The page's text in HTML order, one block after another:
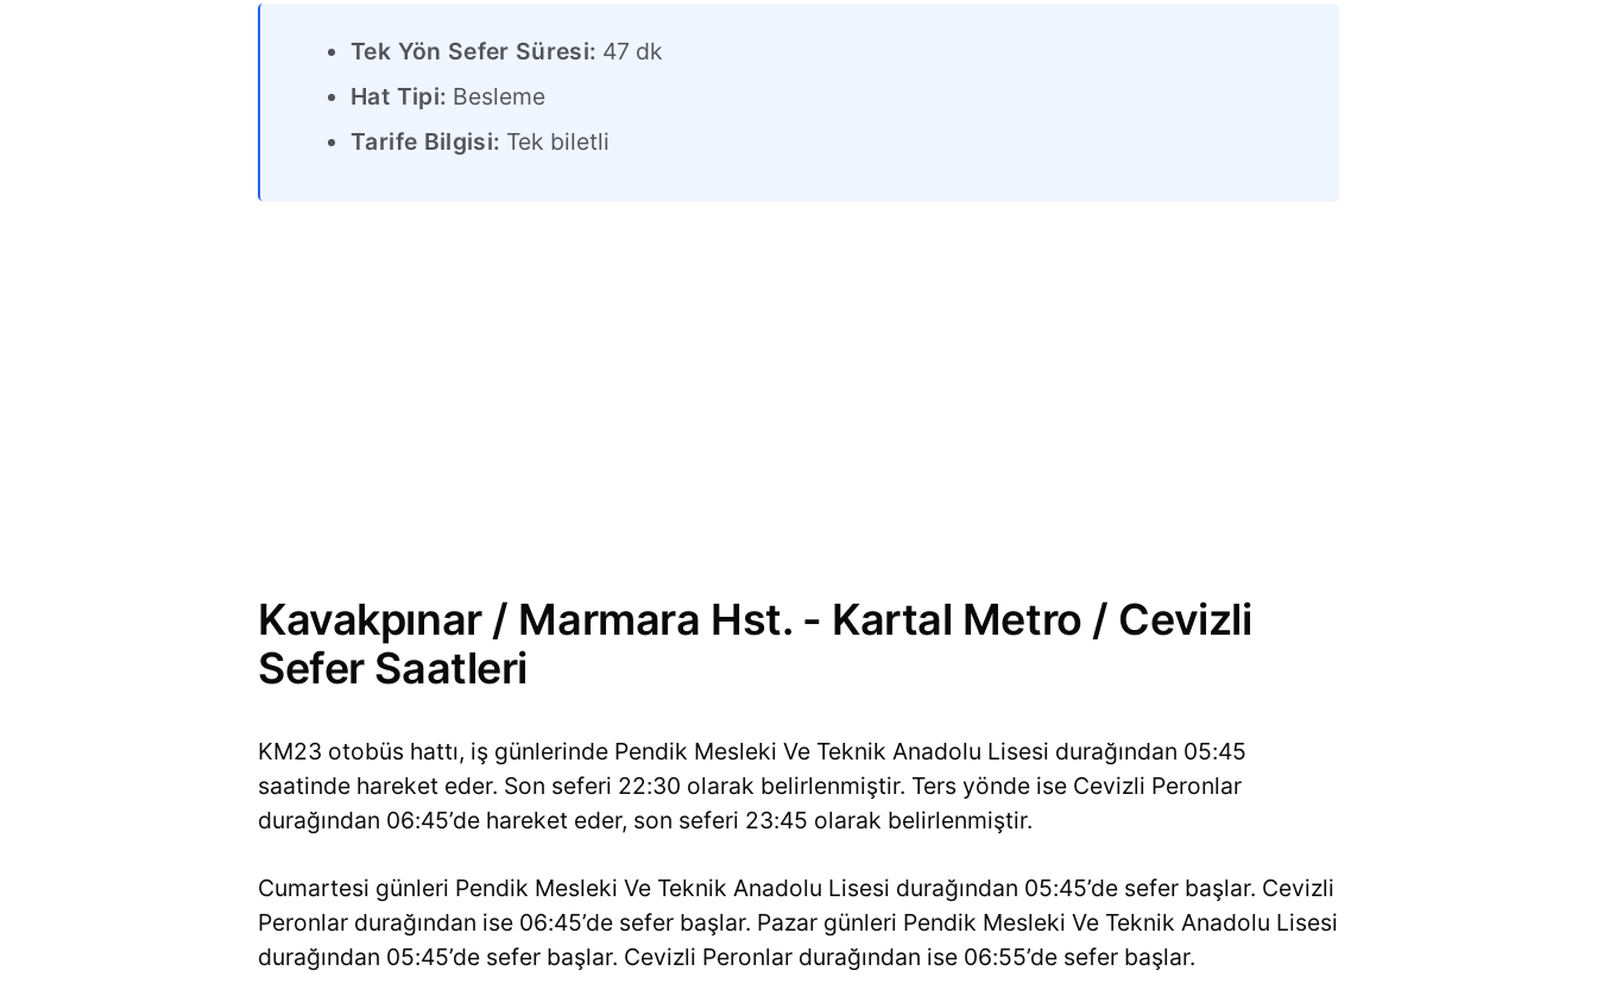
Tek Yön Sefer Süresi: 47 dk
Hat Tipi: Besleme
Tarife Bilgisi: Tek biletli
Kavakpınar / Marmara Hst. - Kartal Metro / Cevizli
Sefer Saatleri
KM23 otobüs hattı, iş günlerinde Pendik Mesleki Ve Teknik Anadolu Lisesi durağından 05:45
saatinde hareket eder. Son seferi 22:30 olarak belirlenmiştir. Ters yönde ise Cevizli Peronlar
durağından 06:45’de hareket eder, son seferi 23:45 olarak belirlenmiştir.
Cumartesi günleri Pendik Mesleki Ve Teknik Anadolu Lisesi durağından 05:45’de sefer başlar. Cevizli
Peronlar durağından ise 06:45’de sefer başlar. Pazar günleri Pendik Mesleki Ve Teknik Anadolu Lisesi
durağından 05:45’de sefer başlar. Cevizli Peronlar durağından ise 06:55’de sefer başlar.